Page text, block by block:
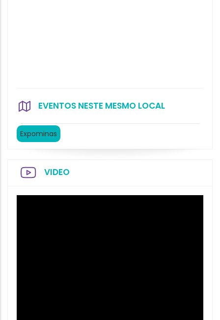
EVENTOS NESTE MESMO LOCAL
Expominas
VIDEO